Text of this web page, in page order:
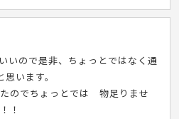
いので是非、ちょっとではなく通
います。
のでちょっとでは 物足りませ
！